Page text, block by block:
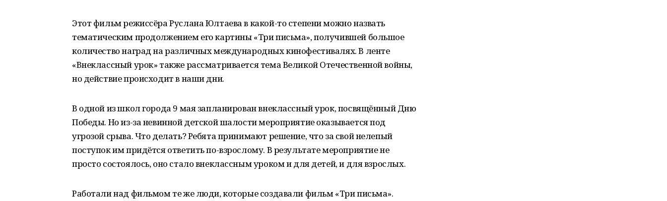
Этот фильм режиссёра Руслана Юлтаева в какой-то степени можно назвать
тематическим продолжением его картины «Три письма», получившей большое
количество наград на различных международных кинофестивалях. В ленте
«Внеклассный урок» также рассматривается тема Великой Отечественной войны,
но действие происходит в наши дни.
В одной из школ города 9 мая запланирован внеклассный урок, посвящённый Дню
Победы. Но из-за невинной детской шалости мероприятие оказывается под
угрозой срыва. Что делать? Ребята принимают решение, что за свой нелепый
поступок им придётся ответить по-взрослому. В результате мероприятие не
просто состоялось, оно стало внеклассным уроком и для детей, и для взрослых.
Работали над фильмом те же люди, которые создавали фильм «Три письма».